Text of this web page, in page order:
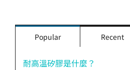
Popular Recent
耐高溫矽膠是什麼？